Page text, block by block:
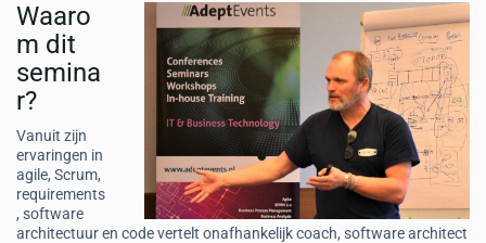
Waaro
m dit
semina
r?
Vanuit zijn
ervaringen in
agile, Scrum,
requirements
, software
architectuur en code vertelt onafhankelijk coach, software architect